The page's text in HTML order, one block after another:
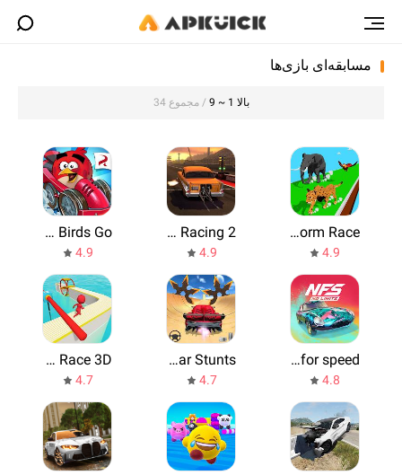
مسابقه‌ای بازی‌ها
بالا 1 ~ 9 / مجموع 34
Animal Transform Race
4.9
No Limit Drag Racing 2
4.9
Angry Birds Go!
4.9
Need for speed
4.8
Superhero Car Stunts
4.7
Fun Race 3D
4.7